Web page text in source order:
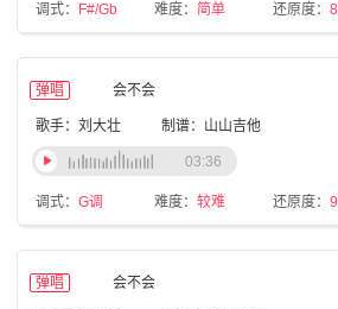
调式： F#/Gb 难度： 简单 还原度：
弹唱 会不会
歌手：刘大壮 制谱：山山吉他
调式： G调 难度： 较难 还原度：
03:36
弹唱 会不会